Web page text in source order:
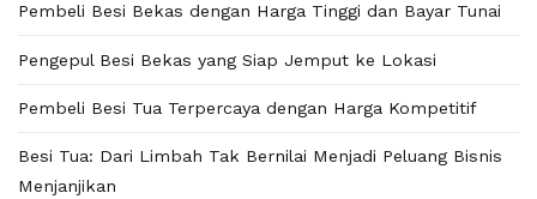
Pembeli Besi Bekas dengan Harga Tinggi dan Bayar Tunai
Pengepul Besi Bekas yang Siap Jemput ke Lokasi
Pembeli Besi Tua Terpercaya dengan Harga Kompetitif
Besi Tua: Dari Limbah Tak Bernilai Menjadi Peluang Bisnis
Menjanjikan